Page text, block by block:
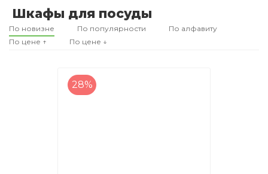
Шкафы для посуды
По новизне По популярности
По алфавиту
По цене ↑
По цене ↓
28%